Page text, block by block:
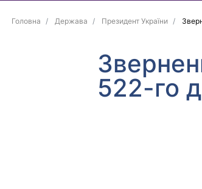
Головна Держава Президент України
522-го